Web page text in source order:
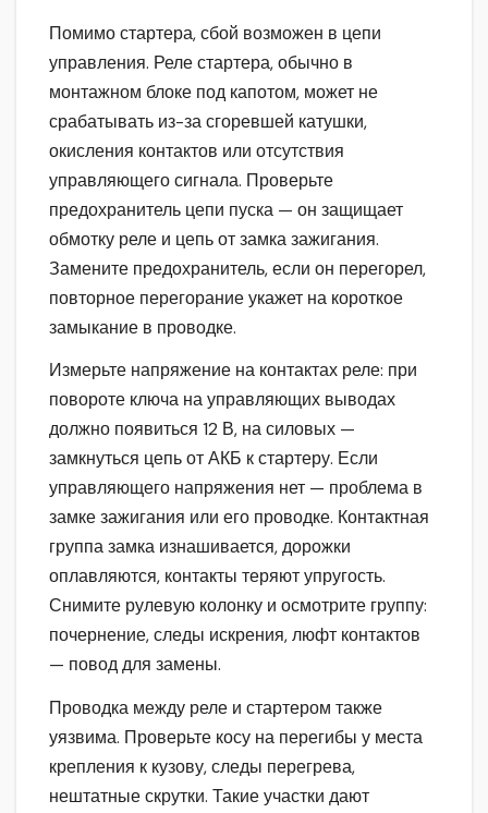
Помимо стартера, сбой возможен в цепи
управления. Реле стартера, обычно в
монтажном блоке под капотом, может не
срабатывать из-за сгоревшей катушки,
окисления контактов или отсутствия
управляющего сигнала. Проверьте
предохранитель цепи пуска — он защищает
обмотку реле и цепь от замка зажигания.
Замените предохранитель, если он перегорел,
повторное перегорание укажет на короткое
замыкание в проводке.
Измерьте напряжение на контактах реле: при
повороте ключа на управляющих выводах
должно появиться 12 В, на силовых —
замкнуться цепь от АКБ к стартеру. Если
управляющего напряжения нет — проблема в
замке зажигания или его проводке. Контактная
группа замка изнашивается, дорожки
оплавляются, контакты теряют упругость.
Снимите рулевую колонку и осмотрите группу:
почернение, следы искрения, люфт контактов
— повод для замены.
Проводка между реле и стартером также
уязвима. Проверьте косу на перегибы у места
крепления к кузову, следы перегрева,
нештатные скрутки. Такие участки дают